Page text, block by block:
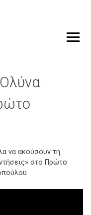
να ακούσουν τη
στο Πρώτο